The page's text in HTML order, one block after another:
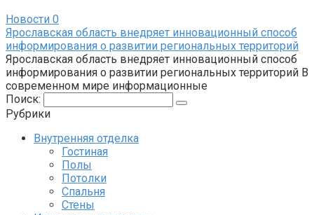
Новости 0
Ярославская область внедряет инновационный способ
информирования о развитии региональных территорий
Ярославская область внедряет инновационный способ
информирования о развитии региональных территорий В
современном мире информационные
Поиск:
Рубрики
Внутренняя отделка
Гостиная
Полы
Потолки
Спальня
Стены